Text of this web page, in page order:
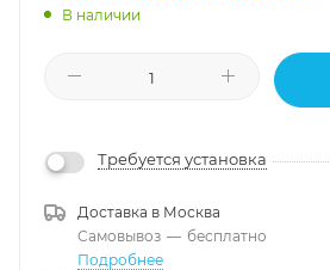
В наличии
Требуется установка
Доставка в Москва
Самовывоз — бесплатно
Подробнее